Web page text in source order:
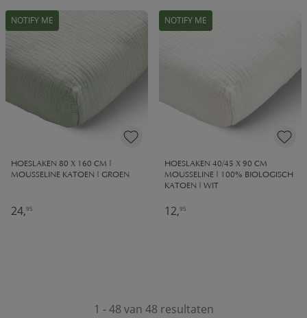
NOTIFY ME
HOESLAKEN 80 X 160 CM |
MOUSSELINE KATOEN | GROEN
24,95
NOTIFY ME
HOESLAKEN 40/45 X 90 CM
MOUSSELINE | 100% BIOLOGISCH
KATOEN | WIT
12,95
1 - 48 van 48 resultaten